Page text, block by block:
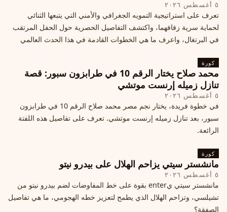
٥ أغسطس ٢٠٢٦
تعرف على استراتيجية التمويه الجغرافي والأمني التي يتبعها الثنائي
لحماية سرية زفافهما، واكتشف التفاصيل الحصرية حول الحفل المرتقب
في البرتغال، واعرف ما هي الخطوات القادمة في هذا الحدث العالمي
كورة
محمد صلاح يختار الرقم 10 في طرابزون سبور: قصة
تنازل زميله إرنست موتشي
٥ أغسطس ٢٠٢٦
في خطوة فريدة، يختار نجم مصر محمد صلاح الرقم 10 في طرابزون
سبور، بعد تنازل زميله إرنست موتشي. تعرف على تفاصيل هذه اللفتة
الرائعة.
كورة
مانشستر سيتي يزاحم الهلال على بيدرو نيتو
٥ أغسطس ٢٠٢٦
مانشستر سيتي يenter بقوة على خط المفاوضات لضم بيدرو نيتو من
تشيلسي، وتزاحم الهلال الذي يطمح لتعزيز خطه الهجومي، ما هي تفاصيل
الصفقة؟